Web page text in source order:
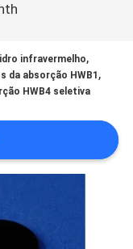
infravermelho,
da absorção HWB1 ,
HWB4 seletiva